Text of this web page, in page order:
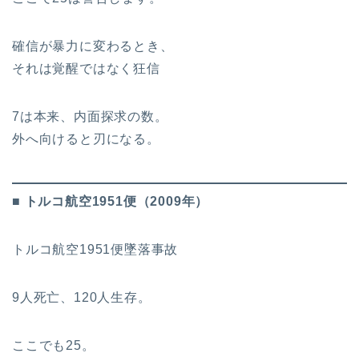
確信が暴力に変わるとき、
それは覚醒ではなく狂信
7は本来、内面探求の数。
外へ向けると刃になる。
■ トルコ航空1951便（2009年）
トルコ航空1951便墜落事故
9人死亡、120人生存。
ここでも25。